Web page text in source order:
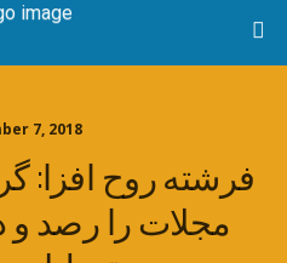
7, 2018
فرشته روح افزا:
مجلات را رصد